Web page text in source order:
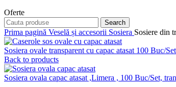
Oferte
Search
Prima pagină Veselă și accesorii Sosiera Sosiere din
Sosiera ovale transparent cu capac atasat 100 Buc/Set
Back to products
Sosiera ovala capac atasat ,Limera , 100 Buc/Set,